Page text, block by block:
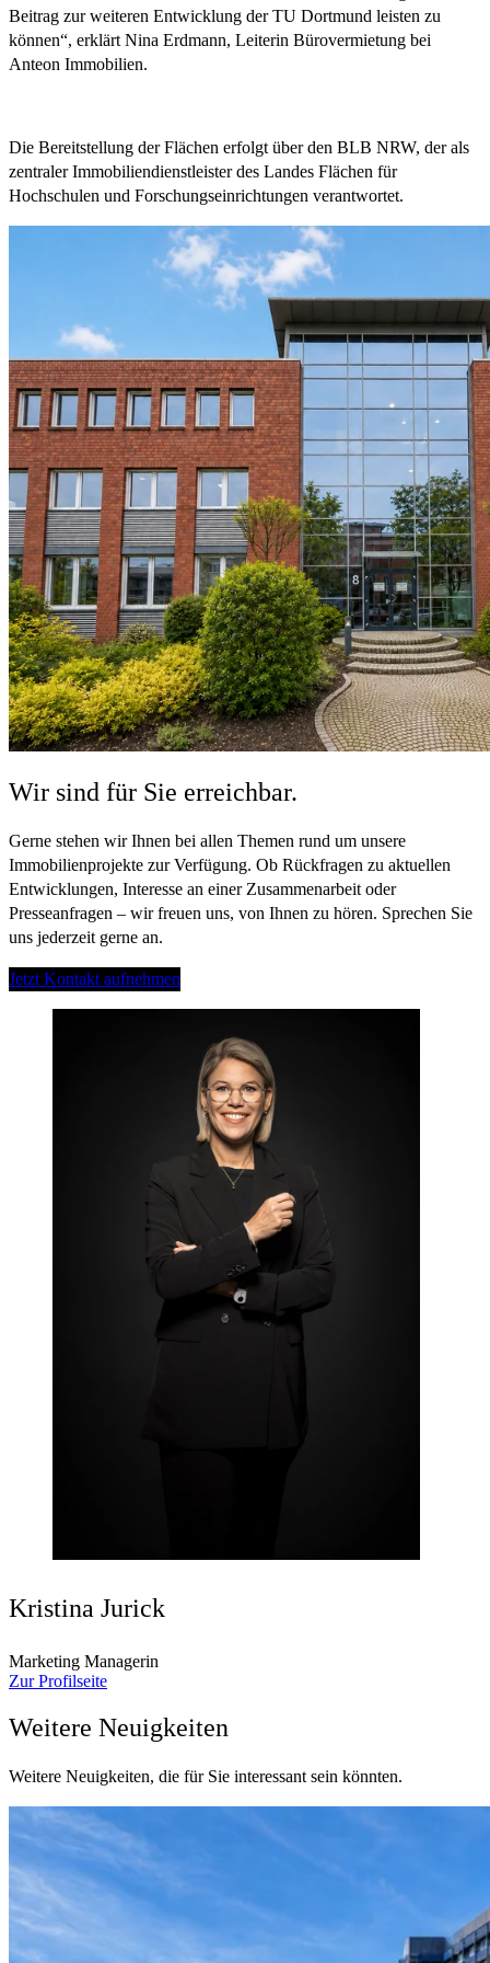
Beitrag zur weiteren Entwicklung der TU Dortmund leisten zu
können“, erklärt Nina Erdmann, Leiterin Bürovermietung bei
Anteon Immobilien.
Die Bereitstellung der Flächen erfolgt über den BLB NRW, der als
zentraler Immobiliendienstleister des Landes Flächen für
Hochschulen und Forschungseinrichtungen verantwortet.
Wir sind für Sie erreichbar.
Gerne stehen wir Ihnen bei allen Themen rund um unsere
Immobilienprojekte zur Verfügung. Ob Rückfragen zu aktuellen
Entwicklungen, Interesse an einer Zusammenarbeit oder
Presseanfragen – wir freuen uns, von Ihnen zu hören. Sprechen Sie
uns jederzeit gerne an.
Jetzt Kontakt aufnehmen
Kristina Jurick
Marketing Managerin
Zur Profilseite
Weitere Neuigkeiten
Weitere Neuigkeiten, die für Sie interessant sein könnten.